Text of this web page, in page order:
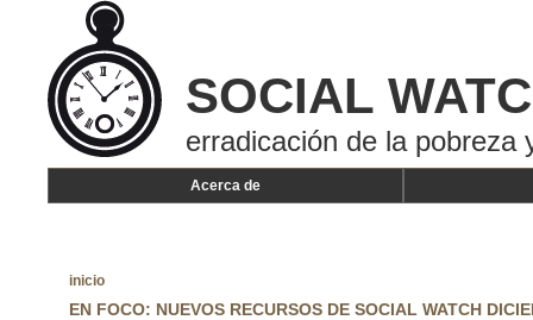
SOCIAL
erradicación de la pobreza
Acerca de
inicio
EN FOCO: NUEVOS RECURSOS DE SOCIAL WATCH